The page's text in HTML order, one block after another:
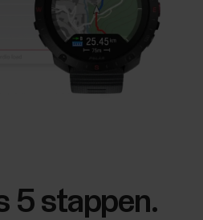
5 stappen.